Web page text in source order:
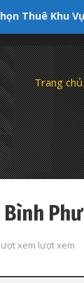
Thuê Khu
Trang chủ
Bình
xem lượt xem